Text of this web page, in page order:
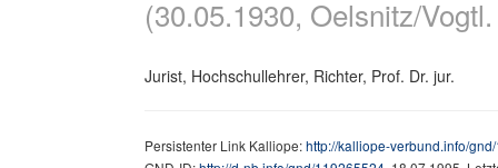
(30.05.1930, Oelsnitz/
Jurist, Hochschullehrer, Richter, Prof. Dr. jur.
Persistenter Link Kalliope:http://kalliope-verbund.info/